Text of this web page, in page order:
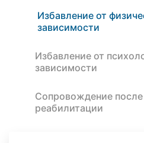
Избавление от
зависимости
Избавление от
зависимости
Сопровождение после
реабилитации